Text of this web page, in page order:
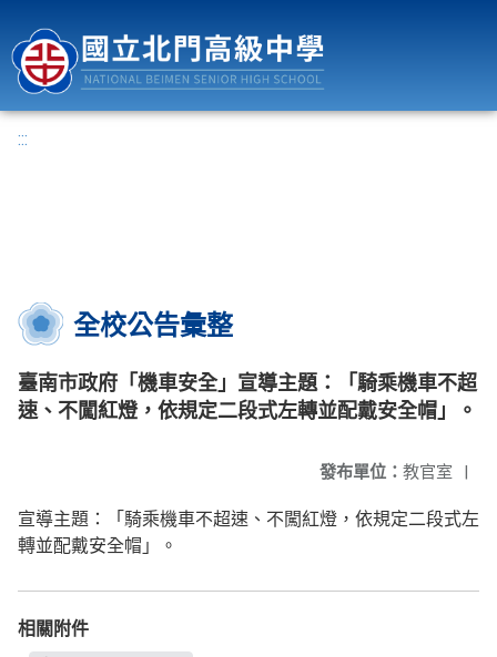
:::
全校公告彙整
臺南市政府「機車安全」宣導主題：「騎乘機車不超
速、不闖紅燈，依規定二段式左轉並配戴安全帽」。
發布單位： 教官室 |
宣導主題：「騎乘機車不超速、不闖紅燈，依規定二段式左
轉並配戴安全帽」。
相關附件